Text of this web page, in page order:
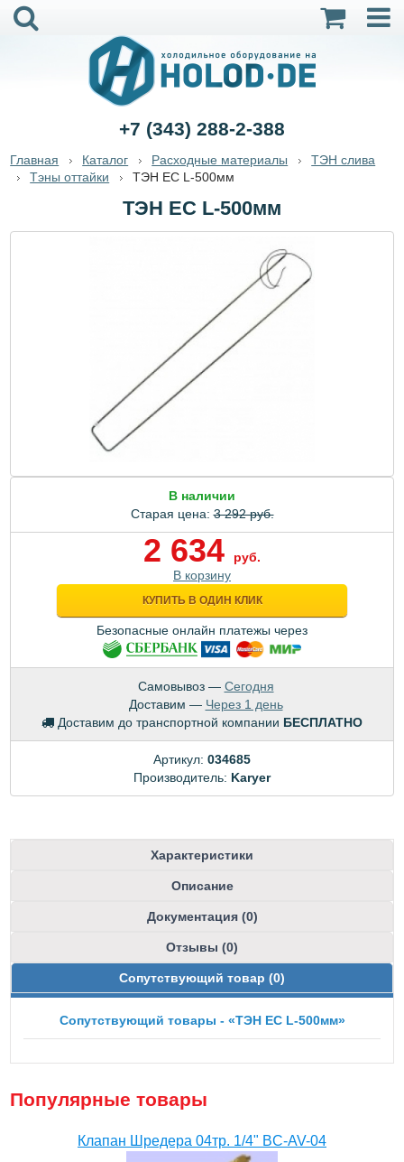
+7 (343) 288-2-388
Главная Каталог Расходные материалы
ТЭН слива
Тэны оттайки
ТЭН ЕС L-500мм
ТЭН ЕС L-500мм
В наличии
Старая цена:3 292 руб.
2 634
руб.
В корзину
КУПИТЬ В ОДИН КЛИК
Безопасные онлайн платежы через
Самовывоз — Сегодня
Доставим — Через 1 день
Доставим до транспортной компании БЕСПЛАТНО
Артикул: 034685
Производитель: Karyer
Характеристики
Описание
Документация (0)
Отзывы (0)
Сопутствующий товар (0)
Сопутствующий товары - «ТЭН ЕС L-500мм»
Популярные товары
Клапан Шредера 04тр. 1/4" BC-AV-04